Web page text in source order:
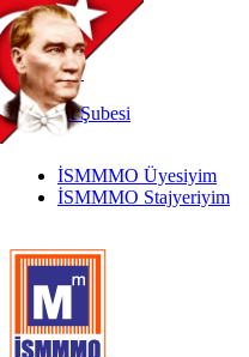
TR
|
EN
İnternetŞubesi
İSMMMO Üyesiyim
İSMMMO Stajyeriyim